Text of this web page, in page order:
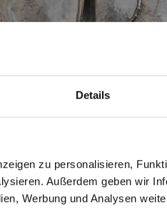
Details
zu personalisieren,
Außerdem geben wir
Werbung und Analysen
kurzen
an den
Preis: